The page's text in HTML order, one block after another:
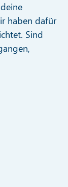
haben dafür
Sind